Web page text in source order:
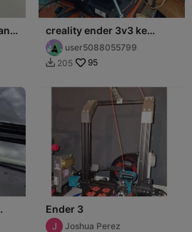
creality ender 3v3 ke
vzpěrauser5088055799
 205 95
Ender 3
Joshua Perez